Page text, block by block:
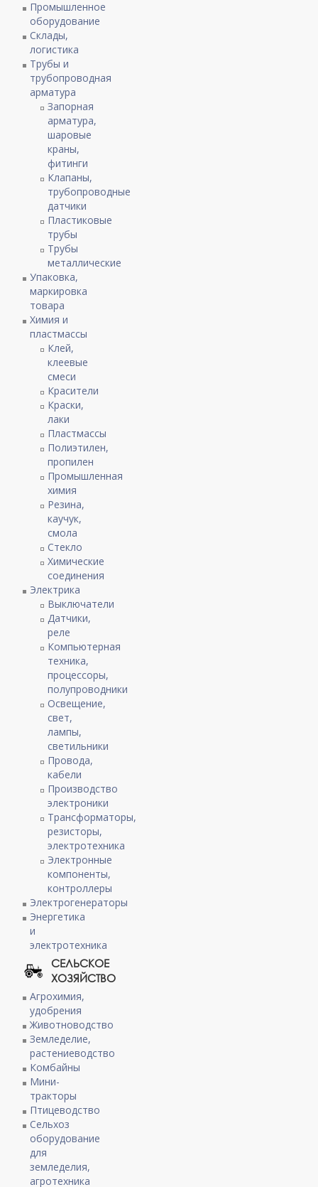
Промышленное
оборудование
Склады,
логистика
Трубы и
трубопроводная
арматура
Запорная
арматура,
шаровые
краны,
фитинги
Клапаны,
трубопроводные
датчики
Пластиковые
трубы
Трубы
металлические
Упаковка,
маркировка
товара
Химия и
пластмассы
Клей,
клеевые
смеси
Красители
Краски,
лаки
Пластмассы
Полиэтилен,
пропилен
Промышленная
химия
Резина,
каучук,
смола
Стекло
Химические
соединения
Электрика
Выключатели
Датчики,
реле
Компьютерная
техника,
процессоры,
полупроводники
Освещение,
свет,
лампы,
светильники
Провода,
кабели
Производство
электроники
Трансформаторы,
резисторы,
электротехника
Электронные
компоненты,
контроллеры
Электрогенераторы
Энергетика
и
электротехника
СЕЛЬСКОЕ
ХОЗЯЙСТВО
Агрохимия,
удобрения
Животноводство
Земледелие,
растениеводство
Комбайны
Мини-
тракторы
Птицеводство
Сельхоз
оборудование
для
земледелия,
агротехника